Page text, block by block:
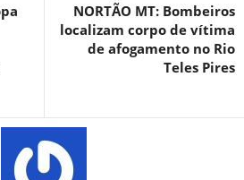
NORTÃO MT: Bombeiros
localizam corpo de vítima
de afogamento no Rio
Teles Pires